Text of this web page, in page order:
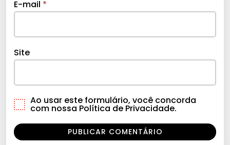
E-mail *
Site
Ao usar este formulário, você concorda
com nossa Política de Privacidade.